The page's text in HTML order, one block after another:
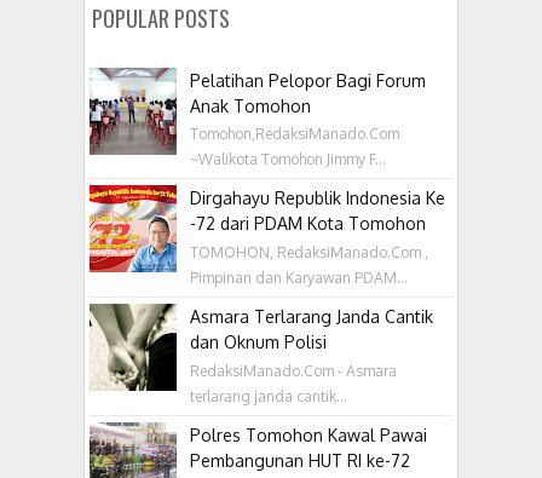
POPULAR POSTS
Pelatihan Pelopor Bagi Forum
Anak Tomohon
Tomohon,RedaksiManado.Com
~Walikota Tomohon Jimmy F...
Dirgahayu Republik Indonesia Ke
-72 dari PDAM Kota Tomohon
TOMOHON, RedaksiManado.Com ,
Pimpinan dan Karyawan PDAM...
Asmara Terlarang Janda Cantik
dan Oknum Polisi
RedaksiManado.Com - Asmara
terlarang janda cantik...
Polres Tomohon Kawal Pawai
Pembangunan HUT RI ke-72